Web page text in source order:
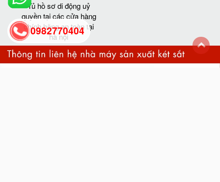
Tủ hồ sơ di động uỷ
quyền tại các cửa hàng
chính hãng an toàn tại
hà nội
0982770404
back